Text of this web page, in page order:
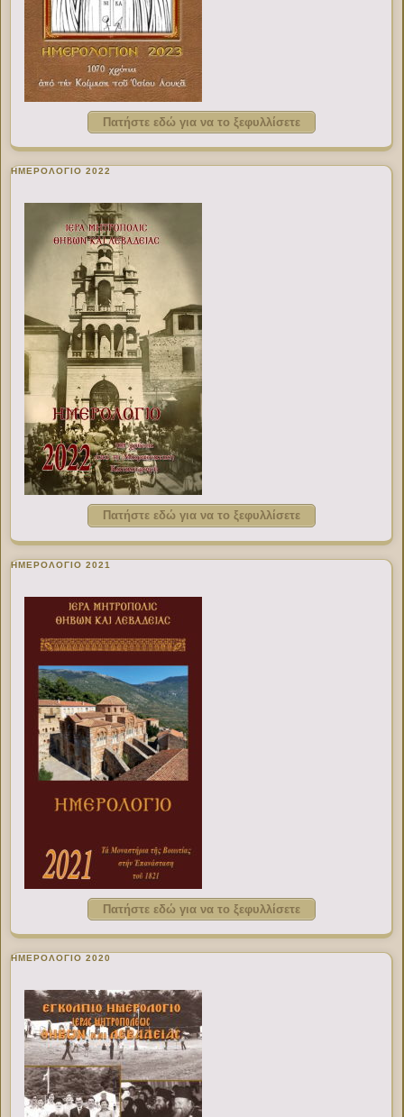
Πατήστε εδώ για να το ξεφυλλίσετε
ΗΜΕΡΟΛΟΓΙΟ 2022
Πατήστε εδώ για να το ξεφυλλίσετε
ΗΜΕΡΟΛΟΓΙΟ 2021
Πατήστε εδώ για να το ξεφυλλίσετε
ΗΜΕΡΟΛΟΓΙΟ 2020